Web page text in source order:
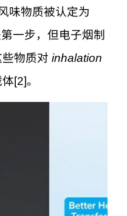
味物质被认定为
一步，但电子烟制
物质对 inhalation
[2]。